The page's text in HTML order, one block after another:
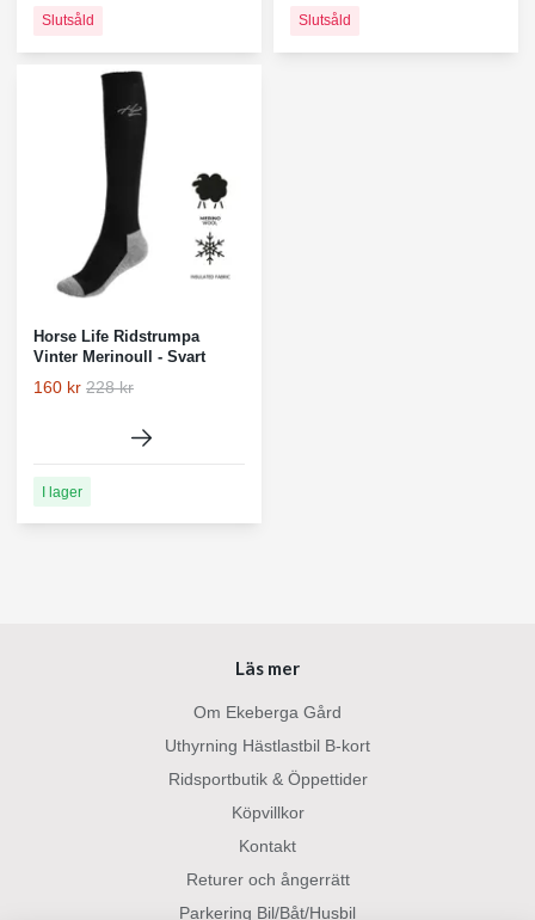
Slutsåld Slutsåld
Horse Life Ridstrumpa
Vinter Merinoull - Svart
160 kr 228 kr
I lager
Läs mer
Om Ekeberga Gård
Uthyrning Hästlastbil B-kort
Ridsportbutik & Öppettider
Köpvillkor
Kontakt
Returer och ångerrätt
Parkering Bil/Båt/Husbil